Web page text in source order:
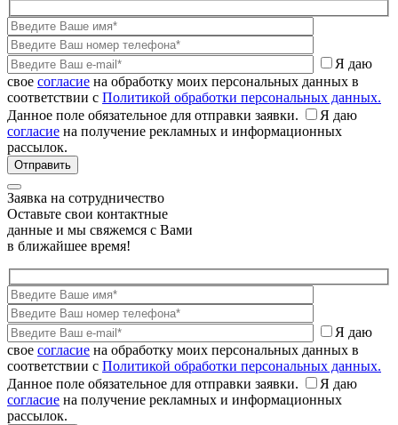
Я даю
свое согласие на обработку моих персональных данных в
соответствии с Политикой обработки персональных данных.
Данное поле обязательное для отправки заявки.
Я даю
согласие на получение рекламных и информационных
рассылок.
Заявка на сотрудничество
Оставьте свои контактные
данные и мы свяжемся с Вами
в ближайшее время!
Я даю
свое согласие на обработку моих персональных данных в
соответствии с Политикой обработки персональных данных.
Данное поле обязательное для отправки заявки.
Я даю
согласие на получение рекламных и информационных
рассылок.